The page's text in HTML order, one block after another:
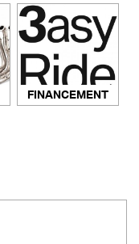
FINANCEMENT